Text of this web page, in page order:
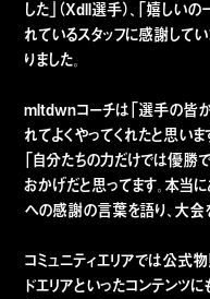
した」（Xdll選手）、「嬉しい
れているスタッフに感謝して
りました。
mltdwnコーチは「選手の皆
れてよくやってくれたと思い
「自分たちの力だけでは優勝
おかげだと思ってます。本当に
への感謝の言葉を語り、大会
コミュニティエリアでは公式
ドエリアといったコンテンツ